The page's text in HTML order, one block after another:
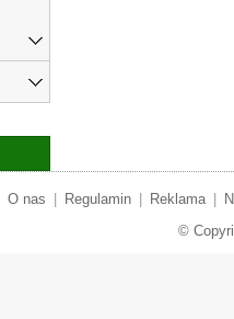
O nas Regulamin Reklama
©